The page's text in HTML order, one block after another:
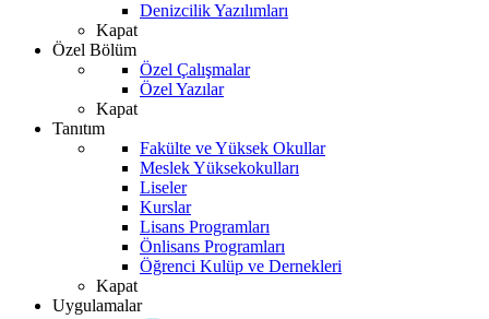
Denizcilik Yazılımları
Kapat
Özel Bölüm
Özel Çalışmalar
Özel Yazılar
Kapat
Tanıtım
Fakülte ve Yüksek Okullar
Meslek Yüksekokulları
Liseler
Kurslar
Lisans Programları
Önlisans Programları
Öğrenci Kulüp ve Dernekleri
Kapat
Uygulamalar